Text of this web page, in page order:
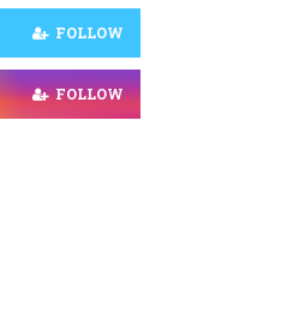
FOLLOW
FOLLOW